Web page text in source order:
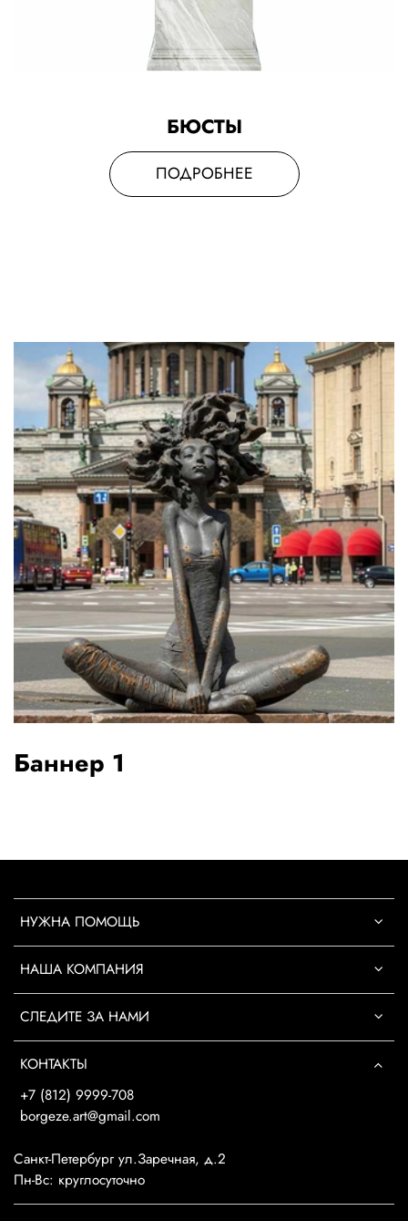
БЮСТЫ
ПОДРОБНЕЕ
Баннер 1
НУЖНА ПОМОЩЬ
НАША КОМПАНИЯ
СЛЕДИТЕ ЗА НАМИ
КОНТАКТЫ
+7 (812) 9999-708
borgeze.art@gmail.com
Санкт-Петербург ул.Заречная, д.2
Пн-Вс: круглосуточно